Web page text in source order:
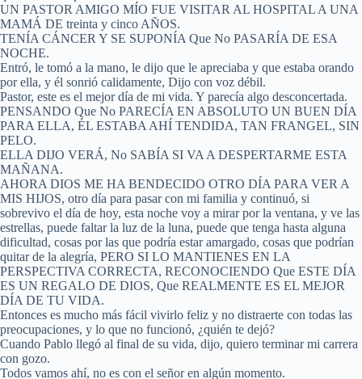
UN PASTOR AMIGO MÍO FUE VISITAR AL HOSPITAL A UNA
MAMÁ DE treinta y cinco AÑOS.
TENÍA CÁNCER Y SE SUPONÍA Que No PASARÍA DE ESA
NOCHE.
Entró, le tomó a la mano, le dijo que le apreciaba y que estaba orando
por ella, y él sonrió calidamente, Dijo con voz débil.
Pastor, este es el mejor día de mi vida. Y parecía algo desconcertada.
PENSANDO Que No PARECÍA EN ABSOLUTO UN BUEN DÍA
PARA ELLA, ÉL ESTABA AHÍ TENDIDA, TAN FRANGEL, SIN
PELO.
ELLA DIJO VERÁ, No SABÍA SI VA A DESPERTARME ESTA
MAÑANA.
AHORA DIOS ME HA BENDECIDO OTRO DÍA PARA VER A
MIS HIJOS, otro día para pasar con mi familia y continuó, si
sobrevivo el día de hoy, esta noche voy a mirar por la ventana, y ve las
estrellas, puede faltar la luz de la luna, puede que tenga hasta alguna
dificultad, cosas por las que podría estar amargado, cosas que podrían
quitar de la alegría, PERO SI LO MANTIENES EN LA
PERSPECTIVA CORRECTA, RECONOCIENDO Que ESTE DÍA
ES UN REGALO DE DIOS, Que REALMENTE ES EL MEJOR
DÍA DE TU VIDA.
Entonces es mucho más fácil vivirlo feliz y no distraerte con todas las
preocupaciones, y lo que no funcionó, ¿quién te dejó?
Cuando Pablo llegó al final de su vida, dijo, quiero terminar mi carrera
con gozo.
Todos vamos ahí, no es con el señor en algún momento.